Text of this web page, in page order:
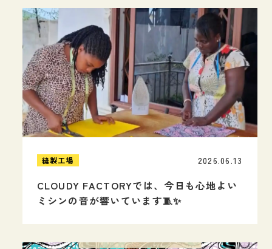
縫製工場
CLOUDY FACTORYでは、今日も心地よい
ミシンの音が響いています🧵✨
2026.06.13